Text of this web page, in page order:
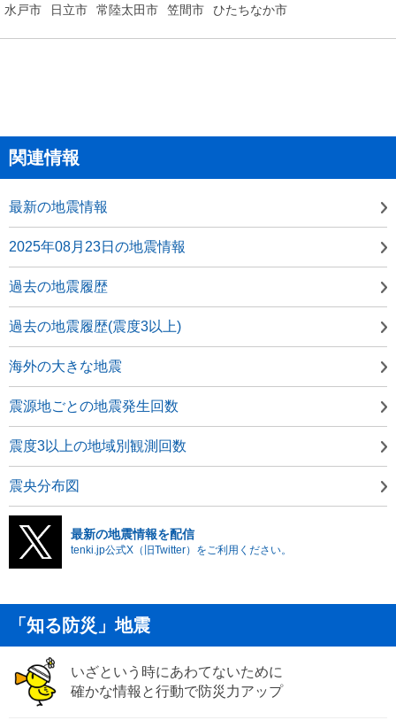
水戸市 日立市 常陸太田市 笠間市 ひたちなか市
関連情報
最新の地震情報
2025年08月23日の地震情報
過去の地震履歴
過去の地震履歴(震度3以上)
海外の大きな地震
震源地ごとの地震発生回数
震度3以上の地域別観測回数
震央分布図
最新の地震情報を配信
tenki.jp公式X（旧Twitter）をご利用ください。
「知る防災」地震
いざという時にあわてないために
確かな情報と行動で防災力アップ